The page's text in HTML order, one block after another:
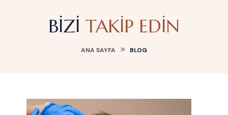
BIZI TAKIP EDIN
ANA SAYFA BLOG